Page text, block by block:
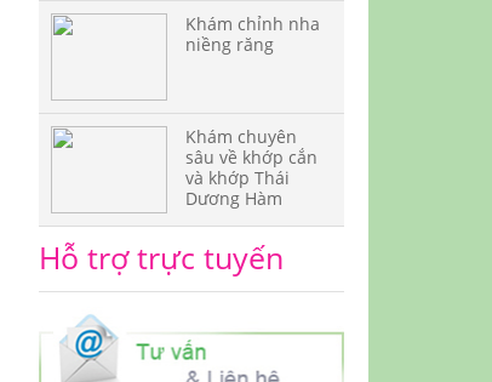
Khám chỉnh nha
niềng răng
Khám chuyên
sâu về khớp cắn
và khớp Thái
Dương Hàm
Hỗ trợ trực tuyến